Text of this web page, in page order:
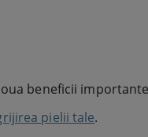
beneficii
pielii tale.